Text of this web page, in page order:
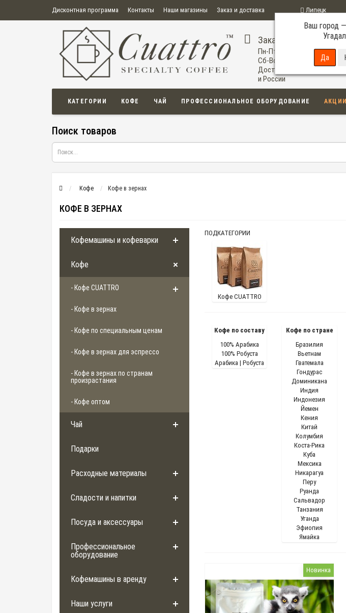
Дисконтная программа Контакты Наши магазины Заказ и доставка
О нас Оплата Правила продажи товаров
Политика конфиденциальности
Политика в отношении обработки персональных данных
Пользовательское соглашение
Липецк
Ваш город —
Заказ по телефону
Пн-Пт: 09:00-20:00
Сб-Вс: 11:00-18:00
Доставка по Липецку
и России
КАТЕГОРИИ КОФЕ ЧАЙ ПРОФЕССИОНАЛЬНОЕ ОБОРУДОВАНИЕ АКЦИИ
Поиск товаров
Кофе Кофе в зернах
КОФЕ В ЗЕРНАХ
Кофемашины и кофеварки
Кофе
- Кофе CUATTRO
- Кофе в зернах
- Кофе по специальным ценам
- Кофе в зернах для эспрессо
- Кофе в зернах по странам
произрастания
- Кофе оптом
Чай
Подарки
Расходные материалы
Сладости и напитки
Посуда и аксессуары
Профессиональное
оборудование
Кофемашины в аренду
Наши услуги
ПОДКАТЕГОРИИ
Кофе CUATTRO
Кофе по составу
100% Арабика
100% Робуста
Арабика | Робуста
Кофе по стране
Бразилия
Вьетнам
Гватемала
Гондурас
Доминикана
Индия
Индонезия
Йемен
Кения
Китай
Колумбия
Коста-Рика
Куба
Мексика
Никарагуа
Перу
Руанда
Сальвадор
Танзания
Уганда
Эфиопия
Ямайка
Новинка